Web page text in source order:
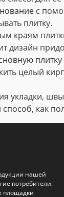
с
плитку.
краям
дизайн
целый
укладки,
как
нашей
потребители.
площадки